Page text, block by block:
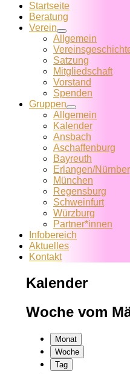
Startseite
Beratung
Verein
Allgemein
Satzung
Mitglied­schaft
Vorstand
Spenden
Gruppen
Allgemein
Kalender
Ansbach
Aschaffenburg
Bayreuth
Erlangen/
München
Regensburg
Schweinfurt
Würzburg
Partner*innen
Infobereich
Aktuelles
Kontakt
Kalender
Woche vom
Monat
Woche
Tag